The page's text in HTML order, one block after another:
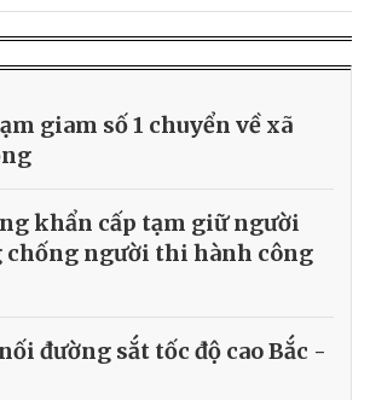
giam số 1 chuyển về xã
khẩn cấp tạm giữ người
chống người thi hành công
đường sắt tốc độ cao Bắc -